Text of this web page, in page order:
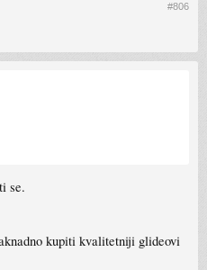
#806
se.
kupiti kvalitetniji glideovi